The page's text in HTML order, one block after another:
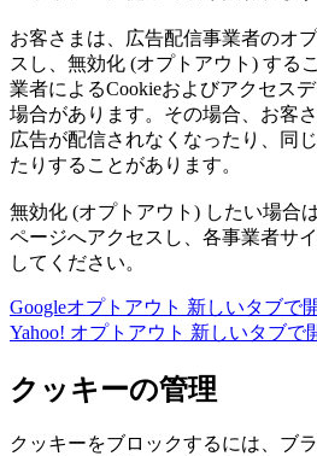
お客さまは、広告配信事業者のオ
スし、無効化 (オプトアウト) する
業者によるCookieおよびアクセス
場合があります。その場合、お客
広告が配信されなくなったり、同
たりすることがあります。
無効化 (オプトアウト) したい場合
ページへアクセスし、各事業者サ
してください。
Googleオプトアウト 新しいタブで
Yahoo! オプトアウト 新しいタブで
クッキーの管理
クッキーをブロックするには、ブ